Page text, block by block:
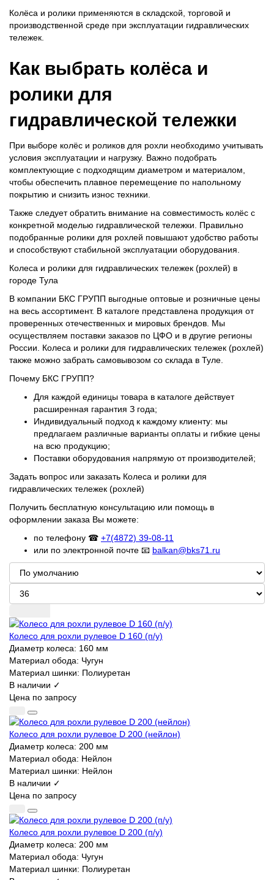
Колёса и ролики применяются в складской, торговой и
производственной среде при эксплуатации гидравлических
тележек.
Как выбрать колёса и
ролики для
гидравлической тележки
При выборе колёс и роликов для рохли необходимо учитывать
условия эксплуатации и нагрузку. Важно подобрать
комплектующие с подходящим диаметром и материалом,
чтобы обеспечить плавное перемещение по напольному
покрытию и снизить износ техники.
Также следует обратить внимание на совместимость колёс с
конкретной моделью гидравлической тележки. Правильно
подобранные ролики для рохлей повышают удобство работы
и способствуют стабильной эксплуатации оборудования.
Колеса и ролики для гидравлических тележек (рохлей) в
городе Тула
В компании БКС ГРУПП выгодные оптовые и розничные цены
на весь ассортимент. В каталоге представлена продукция от
проверенных отечественных и мировых брендов. Мы
осуществляем поставки заказов по ЦФО и в другие регионы
России. Колеса и ролики для гидравлических тележек (рохлей)
также можно забрать самовывозом со склада в Туле.
Почему БКС ГРУПП?
Для каждой единицы товара в каталоге действует
расширенная гарантия З года;
Индивидуальный подход к каждому клиенту: мы
предлагаем различные варианты оплаты и гибкие цены
на всю продукцию;
Поставки оборудования напрямую от производителей;
Задать вопрос или заказать Колеса и ролики для
гидравлических тележек (рохлей)
Получить бесплатную консультацию или помощь в
оформлении заказа Вы можете:
по телефону ☎ +7(4872) 39-08-11
или по электронной почте 📧 balkan@bks71.ru
Колесо для рохли рулевое D 160 (п/у)
Диаметр колеса: 160 мм
Материал обода: Чугун
Материал шинки: Полиуретан
В наличии ✓
Цена по запросу
Колесо для рохли рулевое D 200 (нейлон)
Диаметр колеса: 200 мм
Материал обода: Нейлон
Материал шинки: Нейлон
В наличии ✓
Цена по запросу
Колесо для рохли рулевое D 200 (п/у)
Диаметр колеса: 200 мм
Материал обода: Чугун
Материал шинки: Полиуретан